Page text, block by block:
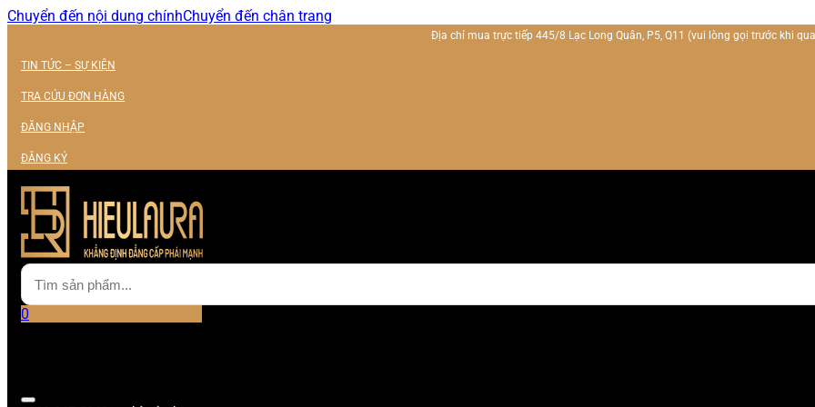
Chuyển đến nội dung chínhChuyển đến chân trang
Địa chỉ mua trực tiếp 445/8 Lạc Long Quân, P5, Q11 (vui lòng gọi trước khi
TIN TỨC – SỰ KIỆN
TRA CỨU ĐƠN HÀNG
ĐĂNG NHẬP
ĐĂNG KÝ
0